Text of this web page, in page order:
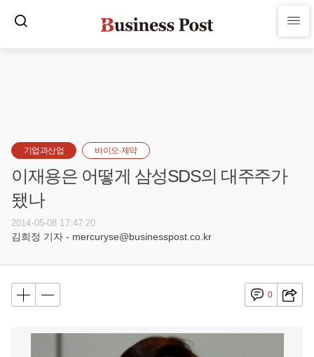
기업과산업 바이오·제약
이재용은 어떻게 삼성SDS의 대주주가
됐나
2014-05-08 17:47:20
김희정 기자 - mercuryse@businesspost.co.kr
0